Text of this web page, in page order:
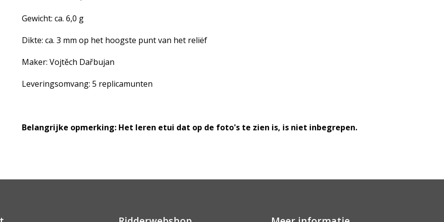
Gewicht: ca. 6,0 g
Dikte: ca. 3 mm op het hoogste punt van het reliëf
Maker: Vojtěch Dařbujan
Leveringsomvang: 5 replicamunten
Belangrijke opmerking: Het leren etui dat op de foto's te zien is, is niet inbegrepen.